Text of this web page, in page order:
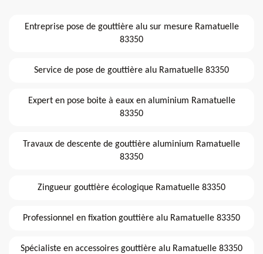
Entreprise pose de gouttière alu sur mesure Ramatuelle
83350
Service de pose de gouttière alu Ramatuelle 83350
Expert en pose boite à eaux en aluminium Ramatuelle
83350
Travaux de descente de gouttière aluminium Ramatuelle
83350
Zingueur gouttière écologique Ramatuelle 83350
Professionnel en fixation gouttière alu Ramatuelle 83350
Spécialiste en accessoires gouttière alu Ramatuelle 83350